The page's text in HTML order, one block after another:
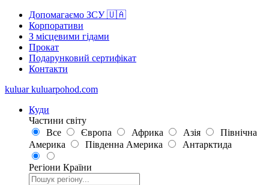
Допомагаємо ЗСУ 🇺🇦
Корпоративи
З місцевими гідами
Прокат
Подарунковий сертифікат
Контакти
kuluar kuluarpohod.com
Куди
Частини світу
Все
Європа Африка Азія
Північна
Америка
Південна Америка Антарктида
Регіони Країни